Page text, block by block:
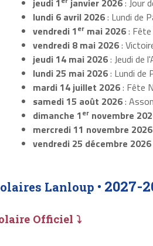
jeudi 1 janvier 2026: Jour
lundi 6 avril 2026: Lundi de
vendredi 1ermai 2026: Fête
vendredi 8 mai 2026:
jeudi 14 mai 2026: Jeudi de
lundi 25 mai 2026: Lundi de
mardi 14 juillet 2026: Fête
samedi 15 août 2026:
dimanche 1ernovembre
mercredi 11 novembre 2026
vendredi 25 décembre 2026
Lanloup • 2027-
Officiel ⤵